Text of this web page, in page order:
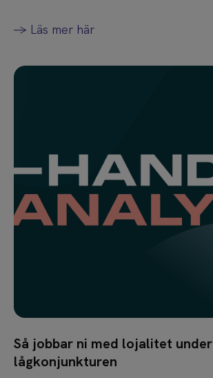
-> Läs mer här
Så jobbar ni med lojalitet under
lågkonjunkturen